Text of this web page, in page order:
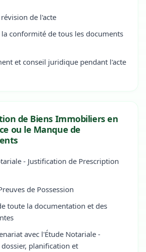
de l'acte
conformité de tous les documents
et conseil juridique pendant l'acte
de Biens Immobiliers en
ou le Manque de
- Justification de Prescription
de Possession
toute la documentation et des
avec l'Étude Notariale -
planification et